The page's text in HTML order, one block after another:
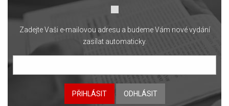
Zadejte Vaši e-mailovou adresu a budeme Vám nové vydání
zasílat automaticky.
PŘIHLÁSIT ODHLÁSIT